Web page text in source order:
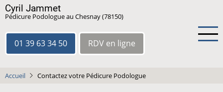
Aller
au
contenu
principal
Cyril Jammet
Pédicure Podologue au Chesnay (78150)
01 39 63 34 50 RDV en ligne
Accueil Contactez votre Pédicure Podologue